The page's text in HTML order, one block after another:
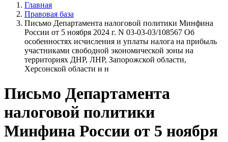
Главная
Правовая база
Письмо Департамента налоговой политики Минфина
России от 5 ноября 2024 г. N 03-03-03/108567 Об
особенностях исчисления и уплаты налога на прибыль
участниками свободной экономической зоны на
территориях ДНР, ЛНР, Запорожской области,
Херсонской области и н
Письмо Департамента
налоговой политики
Минфина России от 5 ноября